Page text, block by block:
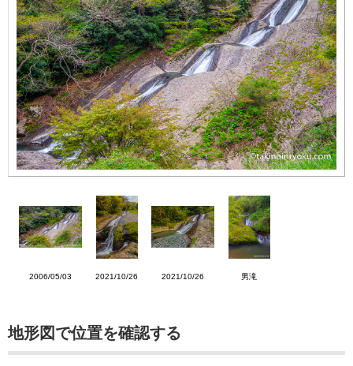
2006/05/03 2021/10/26 2021/10/26 男滝
地形図で位置を確認する